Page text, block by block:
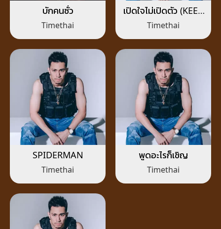
บักคนซั่ว
Timethai
เปิดใจไม่เปิดตัว (KEEP
IT LOW KEY)
Timethai
SPIDERMAN
Timethai
พูดอะไรก็เชิญ
Timethai